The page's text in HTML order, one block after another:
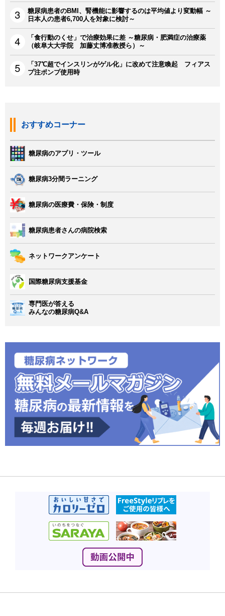
糖尿病患者のBMI、腎機能に影響するのは平均値より変動幅 ～
日本人の患者6,700人を対象に検討～
「食行動のくせ」で治療効果に差 ～糖尿病・肥満症の治療薬
（岐阜大大学院 加藤丈博准教授ら）～
「37℃超でインスリンがゲル化」に改めて注意喚起 フィアス
プ注ポンプ使用時
おすすめコーナー
糖尿病のアプリ・ツール
糖尿病3分間ラーニング
糖尿病の医療費・保険・制度
糖尿病患者さんの病院検索
ネットワークアンケート
国際糖尿病支援基金
専門医が答える
みんなの糖尿病Q&A